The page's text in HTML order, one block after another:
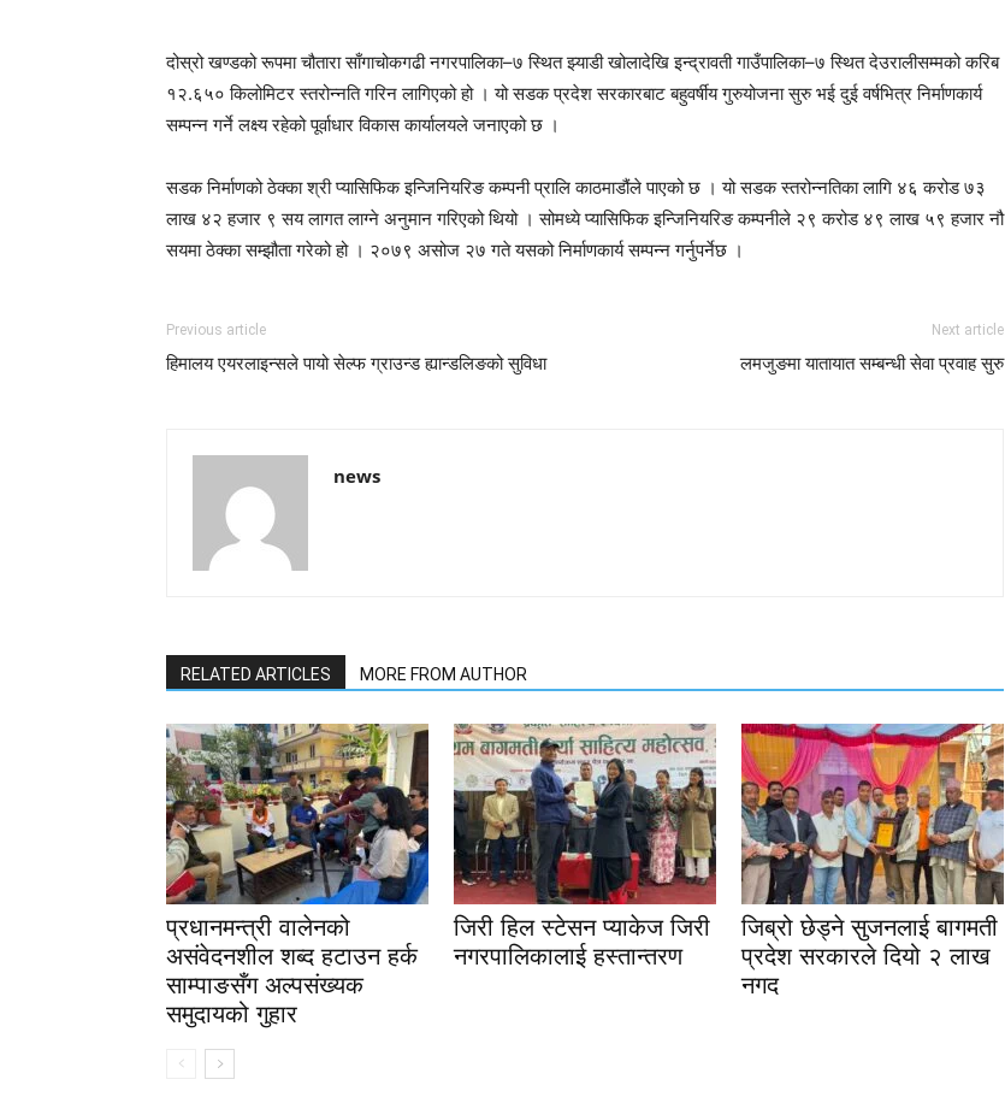
दोस्रो खण्डको रूपमा चौतारा साँगाचोकगढी नगरपालिका–७ स्थित झ्याडी खोलादेखि इन्द्रावती गाउँपालिका–७ स्थित देउरालीसम्मको करिब
१२.६५० किलोमिटर स्तरोन्नति गरिन लागिएको हो । यो सडक प्रदेश सरकारबाट बहुवर्षीय गुरुयोजना सुरु भई दुई वर्षभित्र निर्माणकार्य
सम्पन्न गर्ने लक्ष्य रहेको पूर्वाधार विकास कार्यालयले जनाएको छ ।
सडक निर्माणको ठेक्का श्री प्यासिफिक इन्जिनियरिङ कम्पनी प्रालि काठमाडौंले पाएको छ । यो सडक स्तरोन्नतिका लागि ४६ करोड ७३
लाख ४२ हजार ९ सय लागत लाग्ने अनुमान गरिएको थियो । सोमध्ये प्यासिफिक इन्जिनियरिङ कम्पनीले २९ करोड ४९ लाख ५९ हजार नौ
सयमा ठेक्का सम्झौता गरेको हो । २०७९ असोज २७ गते यसको निर्माणकार्य सम्पन्न गर्नुपर्नेछ ।
Previous article
हिमालय एयरलाइन्सले पायो सेल्फ ग्राउन्ड ह्यान्डलिङको सुविधा
Next article
लमजुङमा यातायात सम्बन्धी सेवा प्रवाह सुरु
news
RELATED ARTICLES MORE FROM AUTHOR
प्रधानमन्त्री वालेनको
असंवेदनशील शब्द हटाउन हर्क
साम्पाङसँग अल्पसंख्यक
समुदायको गुहार
जिरी हिल स्टेसन प्याकेज जिरी
नगरपालिकालाई हस्तान्तरण
जिब्रो छेड्ने सुजनलाई बागमती
प्रदेश सरकारले दियो २ लाख
नगद